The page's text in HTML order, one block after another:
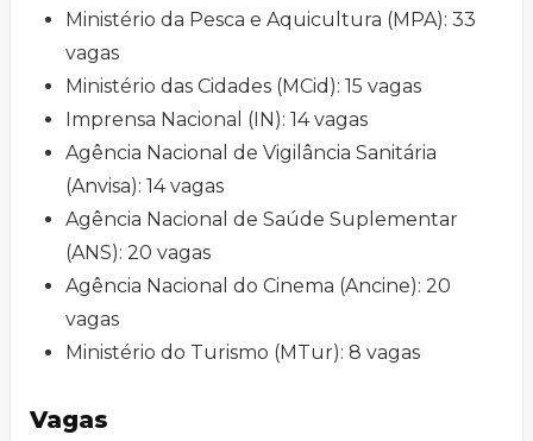
Ministério da Pesca e Aquicultura (MPA): 33
vagas
Ministério das Cidades (MCid): 15 vagas
Imprensa Nacional (IN): 14 vagas
Agência Nacional de Vigilância Sanitária
(Anvisa): 14 vagas
Agência Nacional de Saúde Suplementar
(ANS): 20 vagas
Agência Nacional do Cinema (Ancine): 20
vagas
Ministério do Turismo (MTur): 8 vagas
Vagas